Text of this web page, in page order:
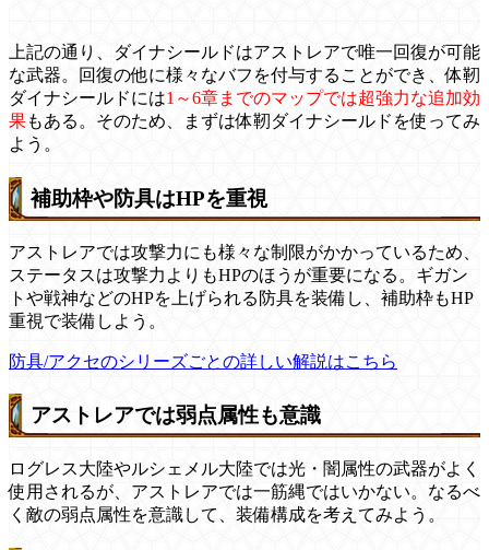
上記の通り、ダイナシールドはアストレアで唯一回復が可能
な武器。回復の他に様々なバフを付与することができ、体靭
ダイナシールドには1～6章までのマップでは超強力な追加効
果もある。そのため、まずは体靭ダイナシールドを使ってみ
よう。
補助枠や防具はHPを重視
アストレアでは攻撃力にも様々な制限がかかっているため、
ステータスは攻撃力よりもHPのほうが重要になる。ギガン
トや戦神などのHPを上げられる防具を装備し、補助枠もHP
重視で装備しよう。
防具/アクセのシリーズごとの詳しい解説はこちら
アストレアでは弱点属性も意識
ログレス大陸やルシェメル大陸では光・闇属性の武器がよく
使用されるが、アストレアでは一筋縄ではいかない。なるべ
く敵の弱点属性を意識して、装備構成を考えてみよう。